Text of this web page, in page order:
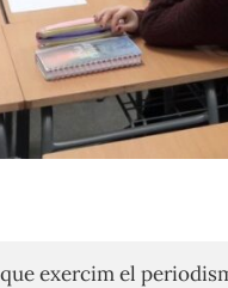
exercim el